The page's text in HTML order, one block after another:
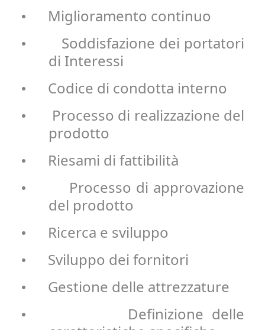
• Miglioramento continuo
•
Soddisfazione dei portatori
di Interessi
• Codice di condotta interno
•
Processo di realizzazione del
prodotto
• Riesami di fattibilità
•
Processo di approvazione
del prodotto
• Ricerca e sviluppo
• Sviluppo dei fornitori
• Gestione delle attrezzature
•
Definizione delle